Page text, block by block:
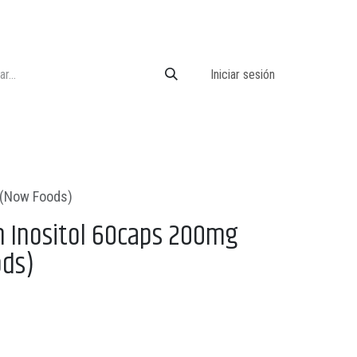
Iniciar sesión
Foods)
Inositol 60caps 200mg